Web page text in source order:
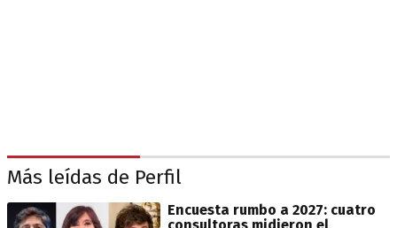
Más leídas de Perfil
Encuesta rumbo a 2027: cuatro
consultoras midieron el